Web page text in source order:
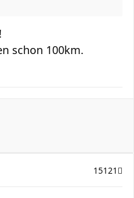
schon 100km.
15121